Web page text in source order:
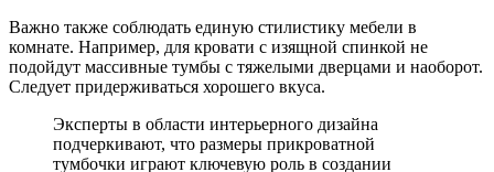
Важно также соблюдать единую стилистику мебели в
комнате. Например, для кровати с изящной спинкой не
подойдут массивные тумбы с тяжелыми дверцами и наоборот.
Следует придерживаться хорошего вкуса.
Эксперты в области интерьерного дизайна
подчеркивают, что размеры прикроватной
тумбочки играют ключевую роль в создании